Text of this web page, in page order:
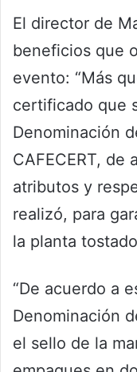
El director de
beneficios que
evento: “Más
certificado que
Denominación
CAFECERT, de
atributos y
realizó, para
la planta
“De acuerdo a
Denominación
el sello de la